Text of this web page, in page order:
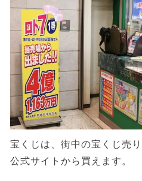
宝くじは、街中の宝くじ売
公式サイトから買えます。